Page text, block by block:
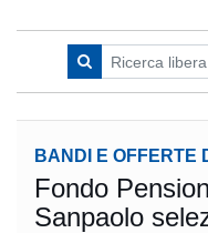
BANDI E OFFERTE
Fondo
Sanpaolo